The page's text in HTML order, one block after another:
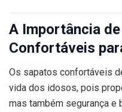
A Importância
Confortáveis
Os sapatos confortáveis
vida dos idosos, pois
mas também segurança e